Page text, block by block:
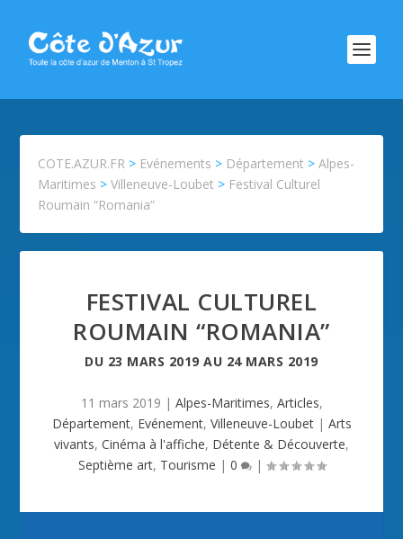
COTE.AZUR.FR > Evénements > Département >Alpes-
Maritimes >Villeneuve-Loubet > Festival Culturel
Roumain “Romania”
FESTIVAL CULTUREL
ROUMAIN “ROMANIA”
DU 23 MARS 2019 AU 24 MARS 2019
11 mars 2019 | Alpes-Maritimes, Articles,
Département, Evénement, Villeneuve-Loubet| Arts
vivants, Cinéma à l'affiche, Détente & Découverte,
Septième art, Tourisme | 0 |